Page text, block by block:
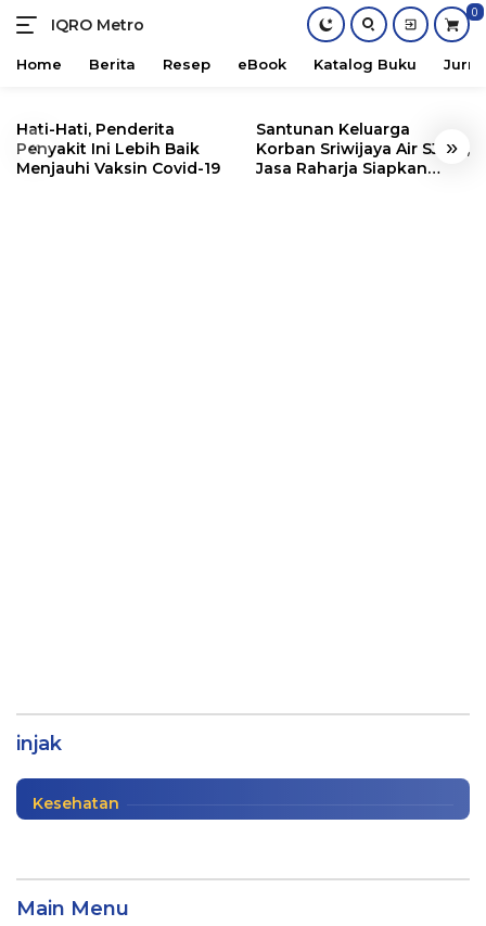
content
IQRO Metro
Lets
Bright
0
Home Berita Resep eBook Katalog Buku
« »
Hati-Hati, Penderita
Penyakit Ini Lebih Baik
Menjauhi Vaksin Covid-19
Santunan Keluarga
Korban Sriwijaya Air SJ182,
Jasa Raharja Siapkan
injak
Terinjak Gajah
Info Lampung
Kesehatan
Main Menu